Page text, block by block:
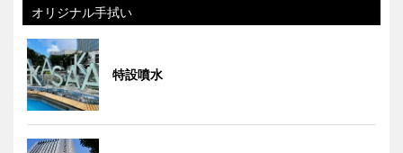
オリジナル手拭い
特設噴水